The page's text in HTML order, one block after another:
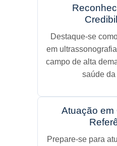
Destaque-se
em
campo de alta
saúde da
Atuação em
Prepare-se para